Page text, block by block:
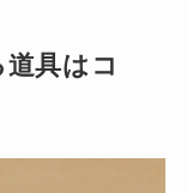
具はコ